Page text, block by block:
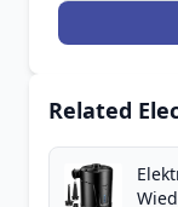
Related